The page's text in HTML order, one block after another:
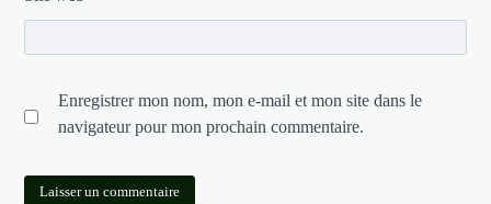
Enregistrer mon nom, mon e-mail et mon site dans le
navigateur pour mon prochain commentaire.